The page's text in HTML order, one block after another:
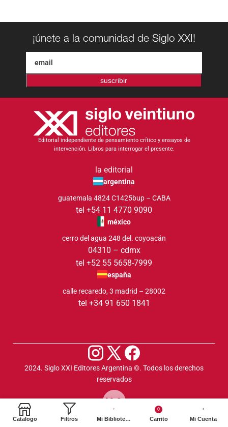
¡únete a la comunidad de Siglo XXI!
suscribir
Editorial independiente de pensamiento crítico y ensayos de
intervención. Libros para interrogar el presente.
la editorial
argentina
guatemala 4824 C1425bup – CABA
tel +54 11 4770 9090
méxico
cerro del agua 248 del. coyoacán
04310 – cdmx
tel +52 55 5658-7999
españa
calle recaredo, 3 madrid – 28002
tel +34 91 650 1841
2024. Siglo XXI Editores Argentina ©️. Todos los derechos
reservados
Catalogo Filtros Mi Biblioteca
0
Carrito Mi Cuenta